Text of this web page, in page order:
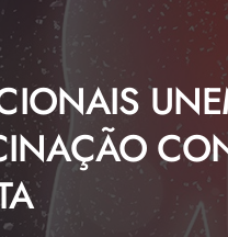
Cirurgia Torácica
Doente Crítico Respiratório
Doenças do Interstício
Doenças Ocupacionais e do
Doenças Vasculares
Fisiopatologia Respiratória e
Infecciologia Respiratória
Patologia Respiratória do